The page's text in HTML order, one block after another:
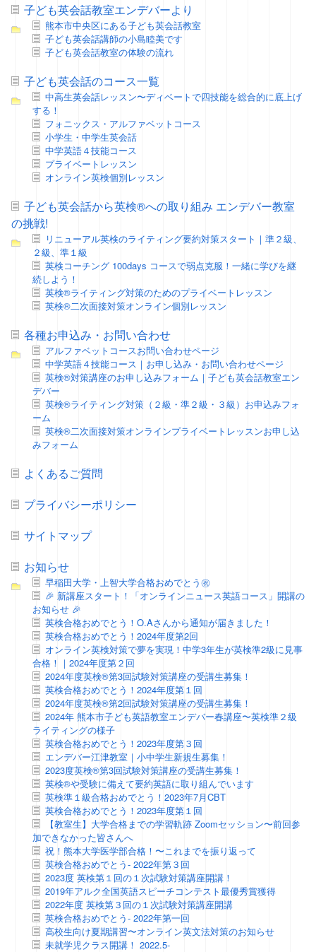
子ども英会話教室エンデバーより
熊本市中央区にある子ども英会話教室
子ども英会話講師の小島睦美です
子ども英会話教室の体験の流れ
子ども英会話のコース一覧
中高生英会話レッスン〜ディベートで四技能を総合的に底上げ
する！
フォニックス・アルファベットコース
小学生・中学生英会話
中学英語４技能コース
プライベートレッスン
オンライン英検個別レッスン
子ども英会話から英検®への取り組み エンデバー教室
の挑戦!
リニューアル英検のライティング要約対策スタート｜準２級、
２級、準１級
英検コーチング 100days コースで弱点克服！一緒に学びを継
続しよう！
英検®ライティング対策のためのプライベートレッスン
英検®二次面接対策オンライン個別レッスン
各種お申込み・お問い合わせ
アルファベットコースお問い合わせページ
中学英語４技能コース｜お申し込み・お問い合わせページ
英検®対策講座のお申し込みフォーム｜子ども英会話教室エン
デバー
英検®ライティング対策（２級・準２級・３級）お申込みフォ
ーム
英検®二次面接対策オンラインプライベートレッスンお申し込
みフォーム
よくあるご質問
プライバシーポリシー
サイトマップ
お知らせ
早稲田大学・上智大学合格おめでとう㊗️
🎉 新講座スタート！「オンラインニュース英語コース」開講の
お知らせ 🎉
英検合格おめでとう！O.Aさんから通知が届きました！
英検合格おめでとう！2024年度第2回
オンライン英検対策で夢を実現！中学3年生が英検準2級に見事
合格！｜2024年度第２回
2024年度英検®第3回試験対策講座の受講生募集！
英検合格おめでとう！2024年度第１回
2024年度英検®第2回試験対策講座の受講生募集！
2024年 熊本市子ども英語教室エンデバー春講座〜英検準２級
ライティングの様子
英検合格おめでとう！2023年度第３回
エンデバー江津教室｜小中学生新規生募集！
2023度英検®第3回試験対策講座の受講生募集！
英検®や受験に備えて要約英語に取り組んでいます
英検準１級合格おめでとう！2023年7月CBT
英検合格おめでとう！2023年度第１回
【教室生】大学合格までの学習軌跡 Zoomセッション〜前回参
加できなかった皆さんへ
祝！熊本大学医学部合格！〜これまでを振り返って
英検合格おめでとう- 2022年第３回
2023度 英検第１回の１次試験対策講座開講！
2019年アルク全国英語スピーチコンテスト最優秀賞獲得
2022年度 英検第３回の１次試験対策講座開講
英検合格おめでとう- 2022年第一回
高校生向け夏期講習〜オンライン英文法対策のお知らせ
未就学児クラス開講！ 2022.5-